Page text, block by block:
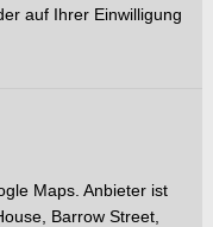
auf Ihrer Einwilligung
Maps. Anbieter ist
Barrow Street,